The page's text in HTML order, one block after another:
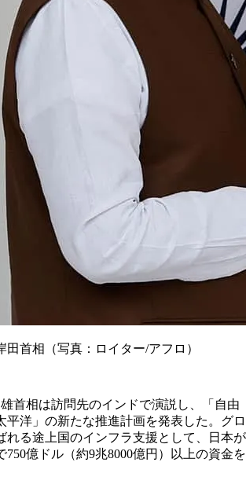
田首相（写真：ロイター/アフロ）
首相は訪問先のインドで演説し、「自由
平洋」の新たな推進計画を発表した。グロ
れる途上国のインフラ支援として、日本が
750億ドル（約9兆8000億円）以上の資金を